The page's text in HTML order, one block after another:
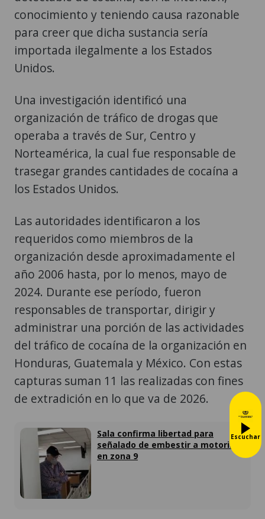
conocimiento y teniendo causa razonable
para creer que dicha sustancia sería
importada ilegalmente a los Estados
Unidos.
Una investigación identificó una
organización de tráfico de drogas que
operaba a través de Sur, Centro y
Norteamérica, la cual fue responsable de
trasegar grandes cantidades de cocaína a
los Estados Unidos.
Las autoridades identificaron a los
requeridos como miembros de la
organización desde aproximadamente el
año 2006 hasta, por lo menos, mayo de
2024. Durante ese período, fueron
responsables de transportar, dirigir y
administrar una porción de las actividades
del tráfico de cocaína de la organización en
Honduras, Guatemala y México. Con estas
capturas suman 11 las realizadas con fines
de extradición en lo que va de 2026.
Sala confirma libertad para
señalado de embestir a motorista
en zona 9
Escuchar